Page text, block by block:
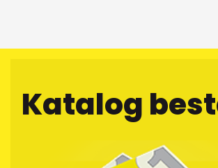
Katalog